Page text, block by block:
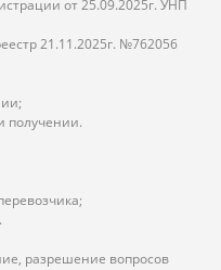
от 25.09.2025г. УНП
21.11.2025г. №762056
получении.
разрешение вопросов